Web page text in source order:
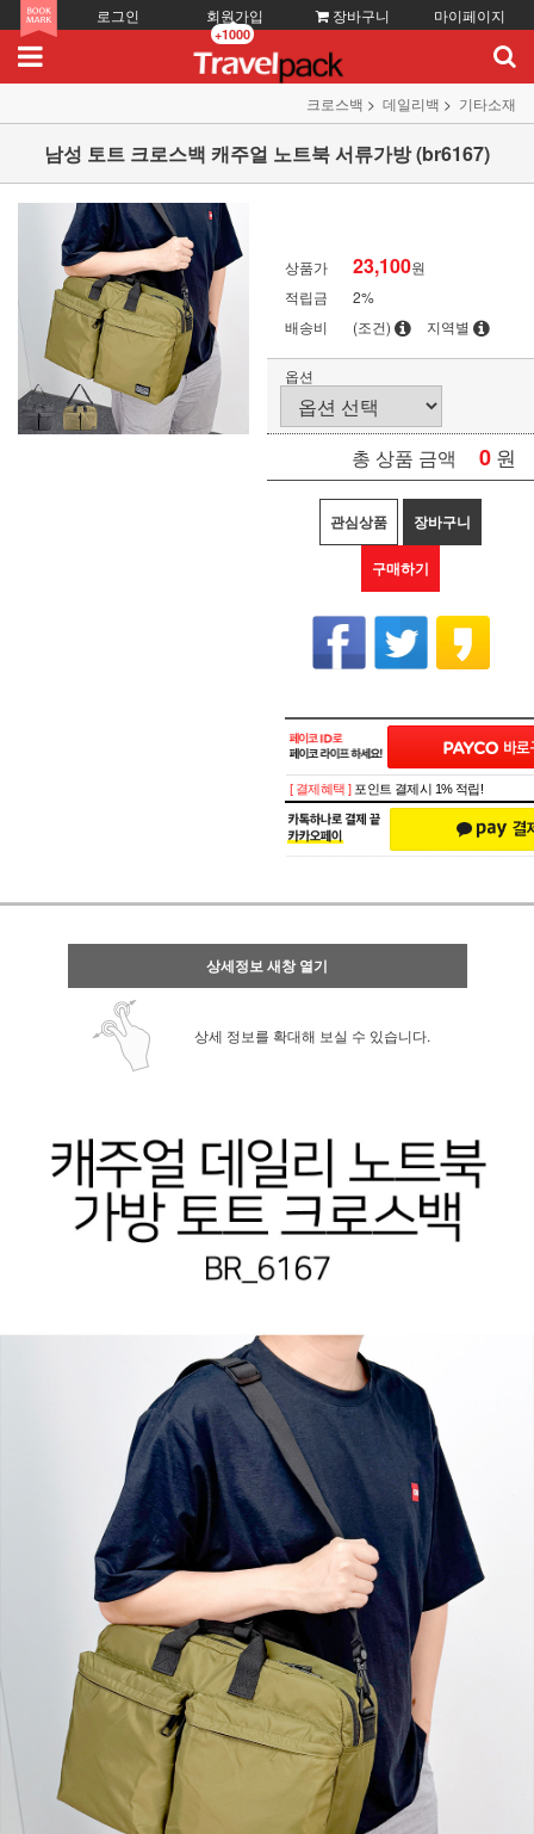
로그인 회원가입
+1000
장바구니 마이페이지
크로스백 데일리백 기타소재
남성 토트 크로스백 캐주얼 노트북 서류가방 (br6167)
상품가 23,100원
적립금
2%
배송비
(조건) 지역별
옵션
총 상품 금액 0 원
관심상품 장바구니
구매하기
[ 결제혜택 ] 포인트 결제시 1% 적립!
상세정보 새창 열기
상세 정보를 확대해 보실 수 있습니다.